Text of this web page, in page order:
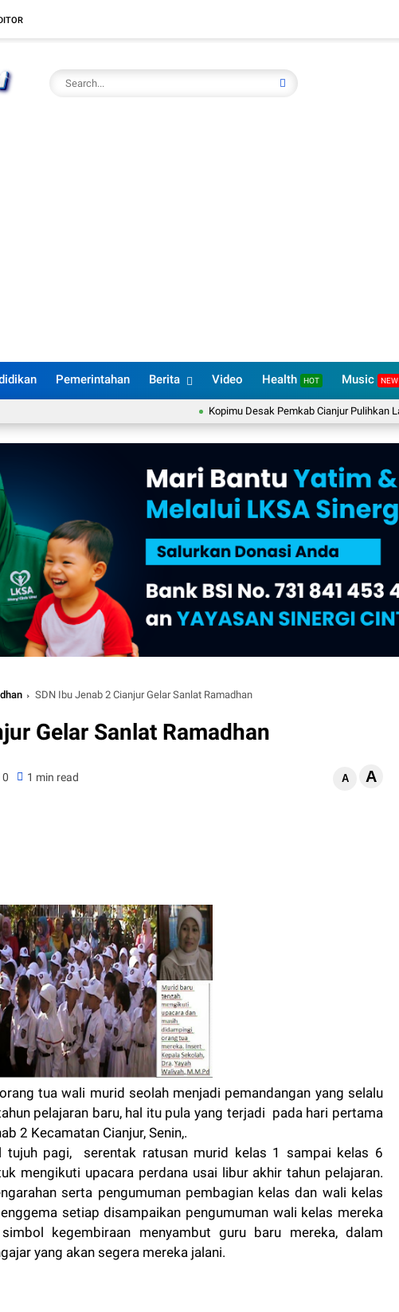
Pemerintahan Berita Video Health HOT Music NEW
Kopimu Desak Pemkab Cianjur Pulihkan Layanan
SDN Ibu Jenab 2 Cianjur Gelar Sanlat Ramadhan
Gelar Sanlat Ramadhan
0 1 min read A A
tua wali murid seolah menjadi pemandangan yang selalu
pelajaran baru, hal itu pula yang terjadi pada hari pertama
2 Kecamatan Cianjur, Senin,.
tujuh pagi, serentak ratusan murid kelas 1 sampai kelas 6
mengikuti upacara perdana usai libur akhir tahun pelajaran.
serta pengumuman pembagian kelas dan wali kelas
setiap disampaikan pengumuman wali kelas mereka
kegembiraan menyambut guru baru mereka, dalam
yang akan segera mereka jalani.